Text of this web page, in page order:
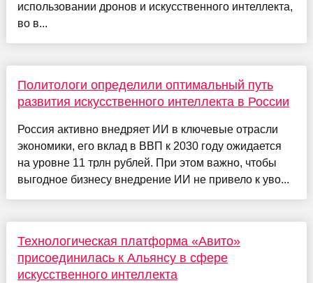
использовании дронов и искусственного интеллекта,
во в...
Политологи определили оптимальный путь
развития искусственного интеллекта в России
Россия активно внедряет ИИ в ключевые отрасли
экономики, его вклад в ВВП к 2030 году ожидается
на уровне 11 трлн рублей. При этом важно, чтобы
выгодное бизнесу внедрение ИИ не привело к уво...
Технологическая платформа «Авито»
присоединилась к Альянсу в сфере
искусственного интеллекта